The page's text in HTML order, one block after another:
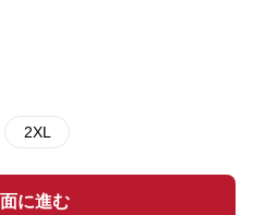
2XL
に進む